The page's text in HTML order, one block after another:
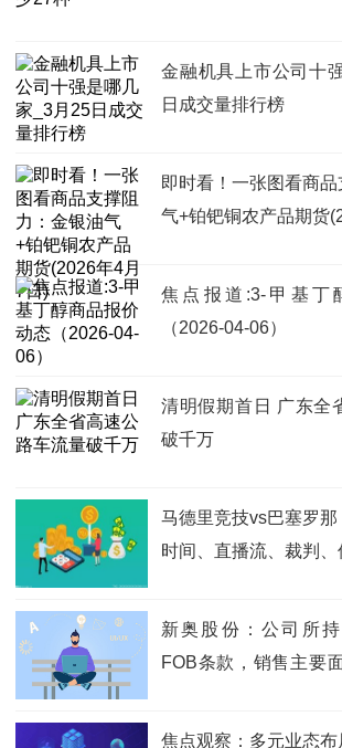
金融机具上市公司十
日成交量排行榜
即时看！一张图看商
气+铂钯铜农产品期货
焦点报道:3-甲基丁
（2026-04-06）
清明假期首日 广东全
破千万
马德里竞技vs巴塞罗
时间、直播流、裁判
新奥股份：公司所
FOB条款，销售主要
焦点观察：多元业态